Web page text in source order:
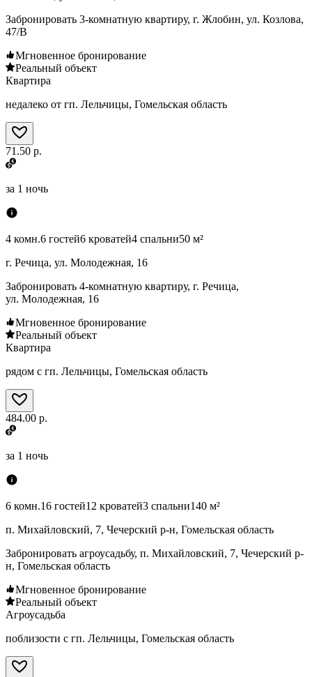
Забронировать 3-комнатную квартиру, г. Жлобин, ул. Козлова,
47/В
Мгновенное бронирование
Реальный объект
Квартира
недалеко от гп. Лельчицы, Гомельская область
71.50 р.
за 1 ночь
4 комн.6 гостей6 кроватей4 спальни50 м²
г. Речица, ул. Молодежная, 16
Забронировать 4-комнатную квартиру, г. Речица,
ул. Молодежная, 16
Мгновенное бронирование
Реальный объект
Квартира
рядом с гп. Лельчицы, Гомельская область
484.00 р.
за 1 ночь
6 комн.16 гостей12 кроватей3 спальни140 м²
п. Михайловский, 7, Чечерский р-н, Гомельская область
Забронировать агроусадьбу, п. Михайловский, 7, Чечерский р-
н, Гомельская область
Мгновенное бронирование
Реальный объект
Агроусадьба
поблизости с гп. Лельчицы, Гомельская область